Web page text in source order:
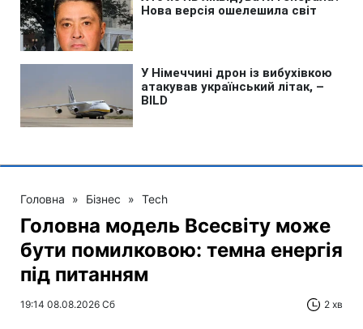
Головна » Бізнес » Tech
Головна модель Всесвіту може
бути помилковою: темна енергія
під питанням
19:14 08.08.2026 Сб 2 хв